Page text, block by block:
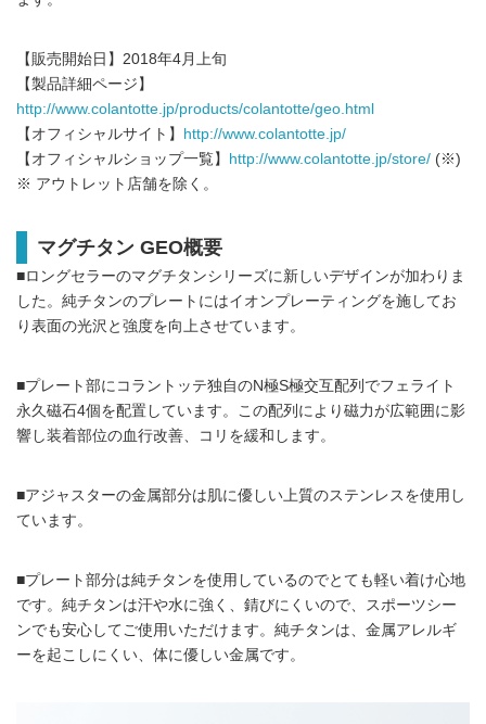
【販売開始日】2018年4月上旬
【製品詳細ページ】
http://www.colantotte.jp/products/colantotte/geo.html
【オフィシャルサイト】
http://www.colantotte.jp/
【オフィシャルショップ一覧】
http://www.colantotte.jp/store/ (※)
※ アウトレット店舗を除く。
マグチタン GEO概要
■ロングセラーのマグチタンシリーズに新しいデザインが加わりま
した。純チタンのプレートにはイオンプレーティングを施してお
り表面の光沢と強度を向上させています。
■プレート部にコラントッテ独自のN極S極交互配列でフェライト
永久磁石4個を配置しています。この配列により磁力が広範囲に影
響し装着部位の血行改善、コリを緩和します。
■アジャスターの金属部分は肌に優しい上質のステンレスを使用し
ています。
■プレート部分は純チタンを使用しているのでとても軽い着け心地
です。純チタンは汗や水に強く、錆びにくいので、スポーツシー
ンでも安心してご使用いただけます。純チタンは、金属アレルギ
ーを起こしにくい、体に優しい金属です。